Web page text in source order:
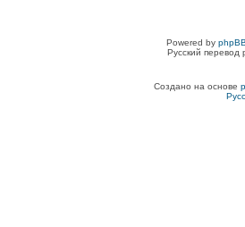
Powered by
Русский
Создано на основе